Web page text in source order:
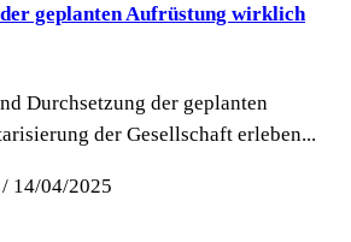
geplanten Aufrüstung wirklich
Durchsetzung der geplanten
der Gesellschaft erleben...
/ 14/04/2025